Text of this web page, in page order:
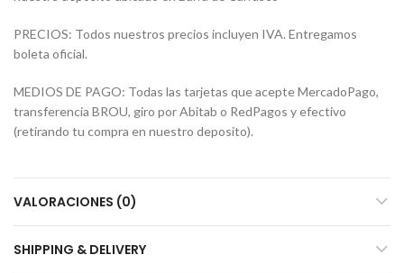
PRECIOS: Todos nuestros precios incluyen IVA. Entregamos
boleta oficial.
MEDIOS DE PAGO: Todas las tarjetas que acepte MercadoPago,
transferencia BROU, giro por Abitab o RedPagos y efectivo
(retirando tu compra en nuestro deposito).
VALORACIONES (0)
SHIPPING & DELIVERY